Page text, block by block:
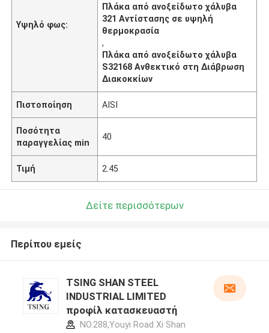
Υψηλό φως:
Πλάκα από ανοξείδωτο χάλυβα
321 Αντίστασης σε υψηλή
θερμοκρασία
,
Πλάκα από ανοξείδωτο χάλυβα
S32168 Ανθεκτικό στη Διάβρωση
Διακοκκίων
Πιστοποίηση AISI
Ποσότητα
παραγγελίας min
40
Τιμή 2.45
Δείτε περισσότερων
Περίπου εμείς
TSING SHAN STEEL
INDUSTRIAL LIMITED
προφίλ κατασκευαστή
NO.288,Youyi Road Xi Shan